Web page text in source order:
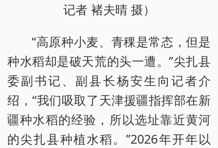
记者 褚夫晴 摄）
“高原种小麦、青稞是常态，但是
种水稻却是破天荒的头一遭。”尖扎县
委副书记、副县长杨安生向记者介
绍，“我们吸取了天津援疆指挥部在新
疆种水稻的经验，所以选址靠近黄河
的尖扎县种植水稻。”2026年开年以